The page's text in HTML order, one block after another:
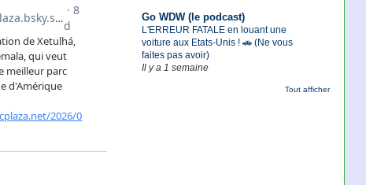
Go WDW (le podcast)
L'ERREUR FATALE en louant une
voiture aux Etats-Unis ! 🚗 (Ne vous
faites pas avoir)
Il y a 1 semaine
Tout afficher